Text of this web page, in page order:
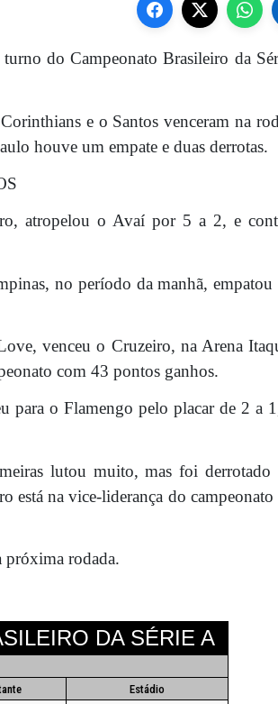
do Campeonato Brasileiro da
e o Santos venceram na
houve um empate e duas derrotas.
atropelou o Avaí por 5 a 2, e
no período da manhã, empatou
venceu o Cruzeiro, na Arena
com 43 pontos ganhos.
para o Flamengo pelo placar de 2 a
lutou muito, mas foi derrotado
na vice-liderança do campeonato
próxima rodada.
DA SÉRIE A
Estádio